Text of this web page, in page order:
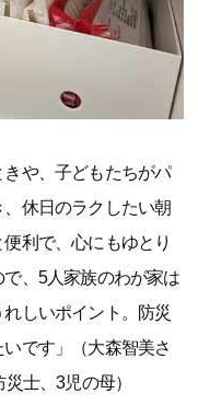
きや、子どもたちがパ
休日のラクしたい朝
利で、心にもゆとり
、5人家族のわが家は
しいポイント。防災
です」（大森智美さ
士、3児の母）